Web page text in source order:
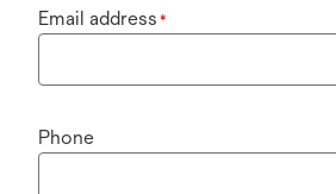
Email address *
Phone